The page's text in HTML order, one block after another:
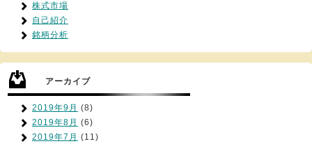
株式市場
自己紹介
銘柄分析
アーカイブ
2019年9月 (8)
2019年8月 (6)
2019年7月 (11)